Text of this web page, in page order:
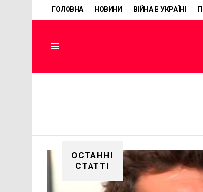
ГОЛОВНА НОВИНИ ВІЙНА В УКРАЇНІ
ОСТАННІ
СТАТТІ